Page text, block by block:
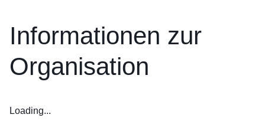
Informationen zur
Organisation
Loading...